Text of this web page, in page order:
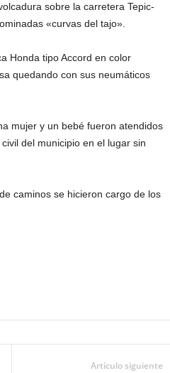
sobre la carretera Tepic-
«curvas del tajo».
Honda tipo Accord en color
quedando con sus neumáticos
mujer y un bebé fueron atendidos
del municipio en el lugar sin
caminos se hicieron cargo de los
Artículo siguiente